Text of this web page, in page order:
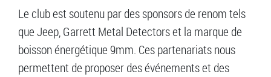
Le club est soutenu par des sponsors de renom tels
que Jeep, Garrett Metal Detectors et la marque de
boisson énergétique 9mm. Ces partenariats nous
permettent de proposer des événements et des